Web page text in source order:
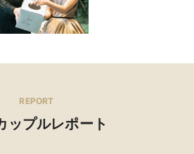
REPORT
ップルレポート